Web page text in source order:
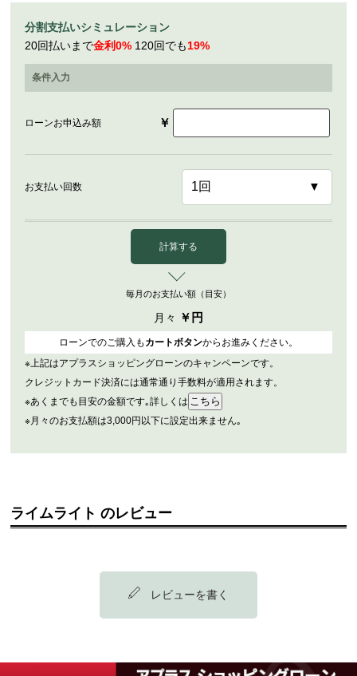
分割支払いシミュレーション
20回払いまで金利0% 120回でも19%
条件入力
ローンお申込み額 ￥
お支払い回数
計算する
毎月のお支払い額（目安）
月々 ￥ 円
ローンでのご購入も カートボタンからお進みください。
※上記はアプラスショッピングローンのキャンペーンです。
クレジットカード決済には通常通り手数料が適用されます。
※あくまでも目安の金額です｡詳しくは
※月々のお支払額は3,000円以下に設定出来ません｡
ライムライト のレビュー
レビューを書く